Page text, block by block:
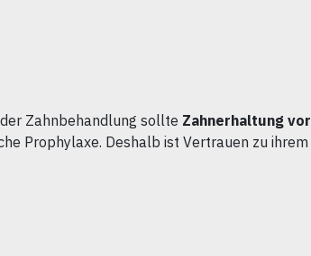
Zahnbehandlung sollte Zahnerhaltung vor
Prophylaxe. Deshalb ist Vertrauen zu ihrem